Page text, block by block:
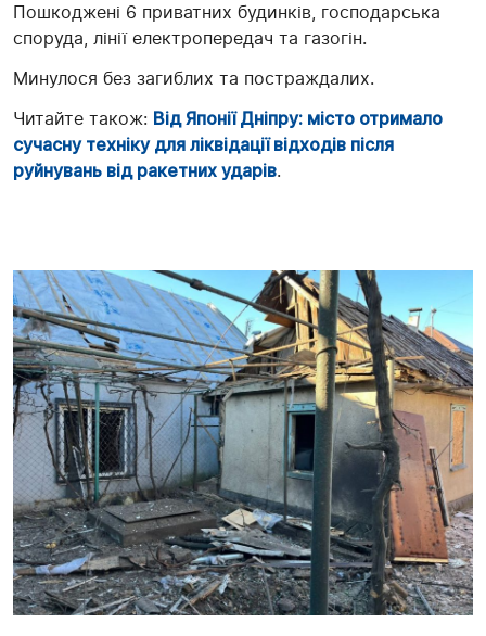
Пошкоджені 6 приватних будинків, господарська
споруда, лінії електропередач та газогін.
Минулося без загиблих та постраждалих.
Читайте також: Від Японії Дніпру: місто отримало
сучасну техніку для ліквідації відходів після
руйнувань від ракетних ударів.